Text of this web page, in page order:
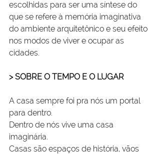
escolhidas para ser uma síntese do
que se refere à memória imaginativa
do ambiente arquitetônico e seu efeito
nos modos de viver e ocupar as
cidades.
> SOBRE O TEMPO E O LUGAR
A casa sempre foi pra nós um portal
para dentro.
Dentro de nós vive uma casa
imaginária.
Casas são espaços de história, vãos